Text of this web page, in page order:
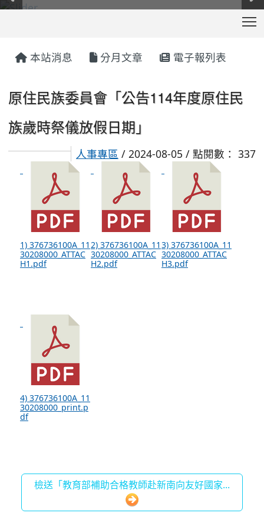
本站消息 分月文章 電子報列表
原住民族委員會「公告114年度原住民
族歲時祭儀放假日期」
人事專區 / 2024-08-05 / 點閱數： 337
1) 376736100A_11
30208000_ATTAC
H1.pdf
2) 376736100A_11
30208000_ATTAC
H2.pdf
3) 376736100A_11
30208000_ATTAC
H3.pdf
4) 376736100A_11
30208000_print.p
df
檢送「教育部補助合格教師赴新南向友好國家...